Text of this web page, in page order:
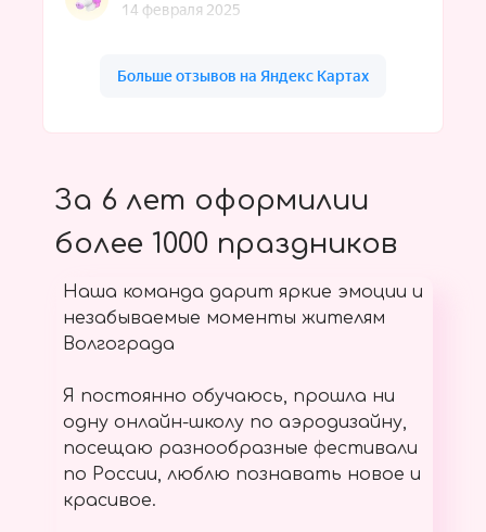
За 6 лет оформилии
более 1000 праздников
Наша команда дарит яркие эмоции и
незабываемые моменты жителям
Волгограда
Я постоянно обучаюсь, прошла ни
одну онлайн-школу по аэродизайну,
посещаю разнообразные фестивали
по России, люблю познавать новое и
красивое.